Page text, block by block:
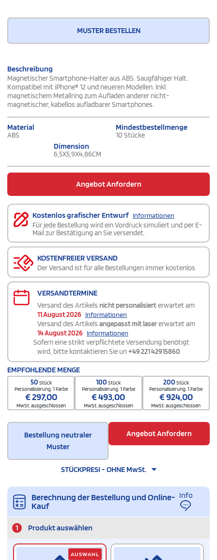
MUSTER BESTELLEN
Beschreibung
Magnetischer Smartphone-Halter aus ABS. Saugfähiger Halt.
Kompatibel mit iPhone® 12 und neueren Modellen. Inkl.
magnetischem Metallring zum Aufladen anderer nicht-
magnetischer, kabellos aufladbarer Smartphones.
Material
ABS
Mindestbestellmenge
10 Stücke
Dimension
6,5X5,9X4,86CM
Angebot Anfordern
Kostenlos grafischer Entwurf Informationen
Für jede Bestellung wird ein Vordruck simuliert und per E-
Mail zur Bestätigung an Sie versendet.
KOSTENFREIER VERSAND
Der Versand ist für alle Bestellungen immer kostenlos
VERSANDTERMINE
Versand des Artikels nicht personalisierterwartet am
11 August 2026 Informationen
Versand des Artikels angepasst mit lasererwartet am
14 August 2026 Informationen
Sofern eine strikt verpflichtete Versendung benötigt
wird, bitte kontaktieren Sie un+49 221 42915860
EMPFOHLENDE MENGE
50 Stück
Personalisierung. 1 Farbe
€297,00
MwSt. ausgeschlossen
100Stück
Personalisierung. 1 Farbe
€493,00
MwSt. ausgeschlossen
200 Stück
Personalisierung. 1 Farbe
€924,00
MwSt. ausgeschlossen
Bestellung neutraler
Muster
Angebot Anfordern
STÜCKPRESI - OHNE MwSt.
Berechnung der Bestellung und Online-
Kauf
Info
1 Produkt auswählen
AUSWAHL